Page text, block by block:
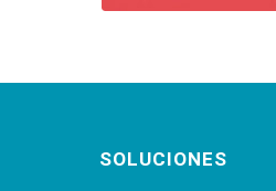
SOLUCIONES